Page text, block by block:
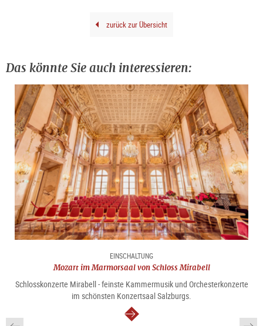
zurück zur Übersicht
Das könnte Sie auch interessieren:
EINSCHALTUNG
Mozart im Marmorsaal von Schloss Mirabell
Schlosskonzerte Mirabell - feinste Kammermusik und Orchesterkonzerte
im schönsten Konzertsaal Salzburgs.
weiter